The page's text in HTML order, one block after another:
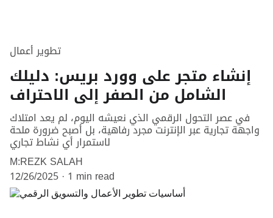
تطوير أعمال
إنشاء متجر على وورد بريس: دليلك
الشامل من الصفر إلى الاحتراف
في عصر التحول الرقمي الذي نعيشه اليوم، لم يعد امتلاك
واجهة تجارية عبر الإنترنت مجرد رفاهية، بل أصبح ضرورة ملحة
لاستمرار أي نشاط تجاري
M:REZK SALAH
12/26/2025 1 min read